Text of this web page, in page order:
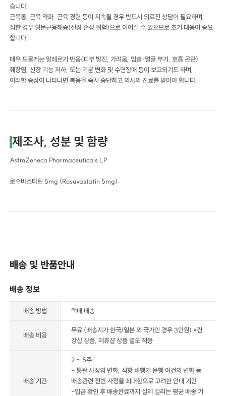
습니다.
근육통, 근육 약화, 근육 경련 등이 지속될 경우 반드시 의료진 상담이 필요하며,
심한 경우 횡문근융해증(신장 손상 위험)으로 이어질 수 있으므로 초기 대응이 중요
합니다.
매우 드물게는 알레르기 반응(피부 발진, 가려움, 입술·얼굴 부기, 호흡 곤란),
췌장염, 신장 기능 저하, 또는 기분 변화 및 수면장애 등이 보고되기도 하며,
이러한 증상이 나타나면 복용을 즉시 중단하고 의사의 진료를 받아야 합니다.
제조사, 성분 및 함량
AstraZeneca Pharmaceuticals LP
로수바스타틴 5mg (Rosuvastatin 5mg)
배송 및 반품안내
배송 정보
배송 방법 택배 배송
배송 비용
무료 (배송지가 한국/일본 외 국가인 경우 3만원) *건
강샵 상품, 제휴샵 상품 별도 적용
배송 기간
2 ~ 5주
- 통관 사정의 변화, 직항 비행기 운행 여건의 변화 등
배송관련 전반 사정을 최대한으로 고려한 안내 기간
-입금 확인 후 배송완료까지 실제 걸리는 평균 배송 기